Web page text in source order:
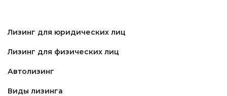
Лизинг для юридических лиц
Лизинг для физических лиц
Автолизинг
Виды лизинга